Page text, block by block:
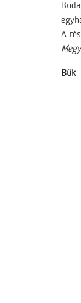
A
Bük